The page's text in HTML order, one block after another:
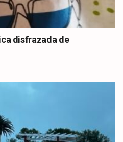
disfrazada de